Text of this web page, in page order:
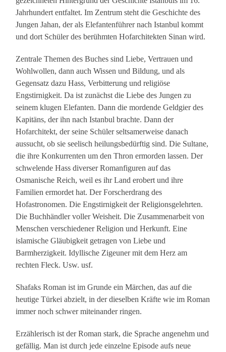
Jahrhundert entfaltet. Im Zentrum steht die Geschichte des
Jungen Jahan, der als Elefantenführer nach Istanbul kommt
und dort Schüler des berühmten Hofarchitekten Sinan wird.
Zentrale Themen des Buches sind Liebe, Vertrauen und
Wohlwollen, dann auch Wissen und Bildung, und als
Gegensatz dazu Hass, Verbitterung und religiöse
Engstirnigkeit. Da ist zunächst die Liebe des Jungen zu
seinem klugen Elefanten. Dann die mordende Geldgier des
Kapitäns, der ihn nach Istanbul brachte. Dann der
Hofarchitekt, der seine Schüler seltsamerweise danach
aussucht, ob sie seelisch heilungsbedürftig sind. Die Sultane,
die ihre Konkurrenten um den Thron ermorden lassen. Der
schwelende Hass diverser Romanfiguren auf das
Osmanische Reich, weil es ihr Land erobert und ihre
Familien ermordet hat. Der Forscherdrang des
Hofastronomen. Die Engstirnigkeit der Religionsgelehrten.
Die Buchhändler voller Weisheit. Die Zusammenarbeit von
Menschen verschiedener Religion und Herkunft. Eine
islamische Gläubigkeit getragen von Liebe und
Barmherzigkeit. Idyllische Zigeuner mit dem Herz am
rechten Fleck. Usw. usf.
Shafaks Roman ist im Grunde ein Märchen, das auf die
heutige Türkei abzielt, in der dieselben Kräfte wie im Roman
immer noch schwer miteinander ringen.
Erzählerisch ist der Roman stark, die Sprache angenehm und
gefällig. Man ist durch jede einzelne Episode aufs neue